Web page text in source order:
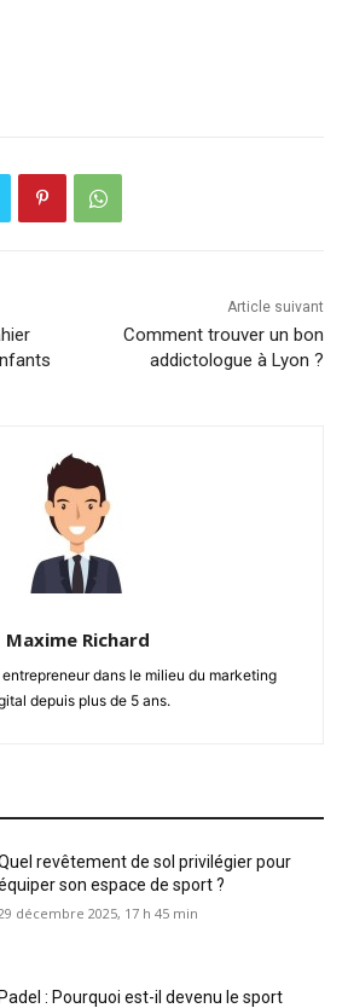
Article suivant
Comment trouver un bon
addictologue à Lyon ?
Maxime Richard
dans le milieu du marketing
depuis plus de 5 ans.
revêtement de sol privilégier pour
son espace de sport ?
décembre 2025, 17 h 45 min
Padel : Pourquoi est-il devenu le sport